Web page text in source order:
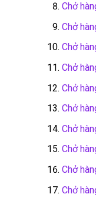
Chở
Chở
Chở
Chở
Chở
Chở
Chở
Chở
Chở
Chở